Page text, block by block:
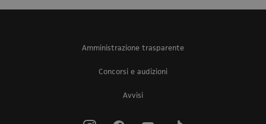
Amministrazione trasparente
Concorsi e audizioni
Avvisi